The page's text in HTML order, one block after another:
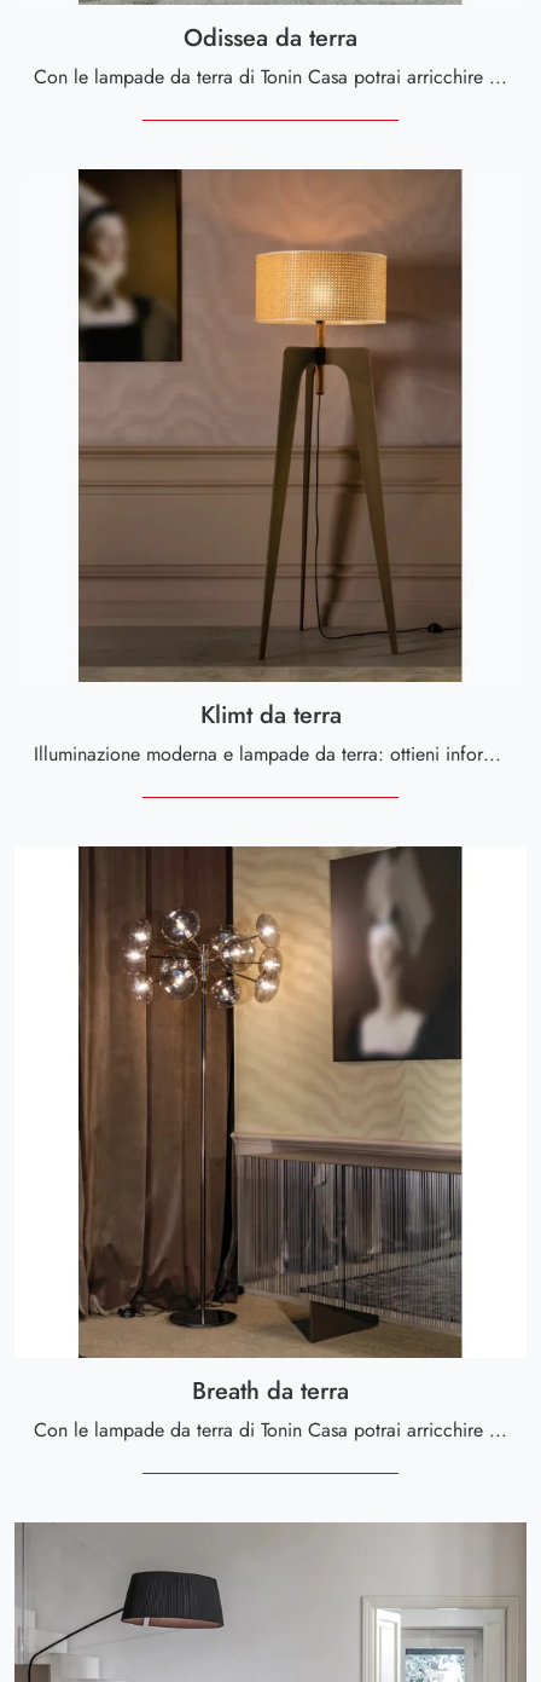
Odissea da terra
Con le lampade da terra di Tonin Casa potrai arricchire i tuoi interni: clicca e scopri l'Illuminazione moderna Odissea da terra!
Klimt da terra
Illuminazione moderna e lampade da terra: ottieni informazioni sulla lampada Klimt da terra in metallo che ti consigliamo.
Breath da terra
Con le lampade da terra di Tonin Casa potrai arricchire i tuoi locali: clicca e scopri l'Illuminazione design Breath da terra!